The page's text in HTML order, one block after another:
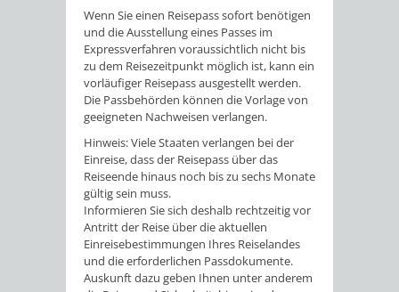
Wenn Sie einen Reisepass sofort benötigen
und die Ausstellung eines Passes im
Expressverfahren voraussichtlich nicht bis
zu dem Reisezeitpunkt möglich ist, kann ein
vorläufiger Reisepass ausgestellt werden.
Die Passbehörden können die Vorlage von
geeigneten Nachweisen verlangen.
Hinweis: Viele Staaten verlangen bei der
Einreise, dass der Reisepass über das
Reiseende hinaus noch bis zu sechs Monate
gültig sein muss.
Informieren Sie sich deshalb rechtzeitig vor
Antritt der Reise über die aktuellen
Einreisebestimmungen Ihres Reiselandes
und die erforderlichen Passdokumente.
Auskunft dazu geben Ihnen unter anderem